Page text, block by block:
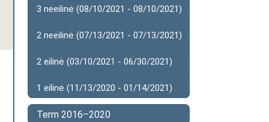
3 neeilinė (08/10/2021 - 08/10/2021)
2 neeilinė (07/13/2021 - 07/13/2021)
2 eilinė (03/10/2021 - 06/30/2021)
1 eilinė (11/13/2020 - 01/14/2021)
Term 2016–2020